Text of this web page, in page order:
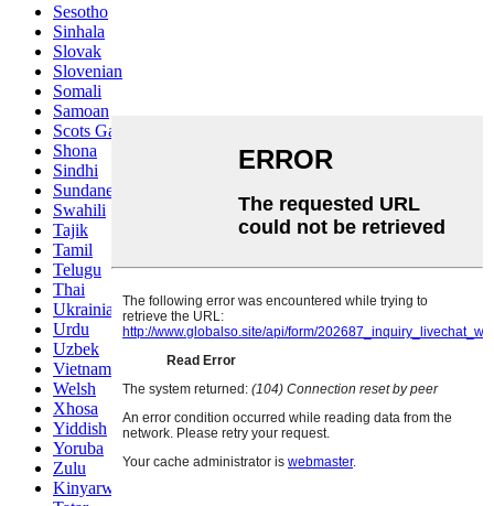
Sesotho
Sinhala
Slovak
Slovenian
Somali
Samoan
Scots Gaelic
Shona
Sindhi
Sundanese
Swahili
Tajik
Tamil
Telugu
Thai
Ukrainian
Urdu
Uzbek
Vietnamese
Welsh
Xhosa
Yiddish
Yoruba
Zulu
Kinyarwanda